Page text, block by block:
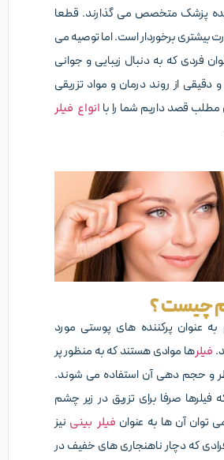
عهده پزشک متخصص می گذارند. قطعا
بیشتری برخوردار است. اما توصیه می
فردی که به دنبال زیبایی و جوانی
دقیقی از روند درمان و مواد تزریقی
مطلب قصد داریم شما را با انواع فیلر
چیست ؟
به عنوان پرکننده های پوستی مورد
فیلرها موادی هستند که به منظور پر
و حجم دهی آن استفاده می شوند.
فیلرها صرفا برای تزریق در زیر چشم
توان آن ها به عنوان فیلر بینی نیز
که دچار ناهنجاری های خفیف در